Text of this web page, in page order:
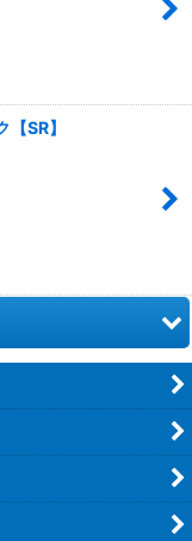
SR】
員集合!!ドラ娘